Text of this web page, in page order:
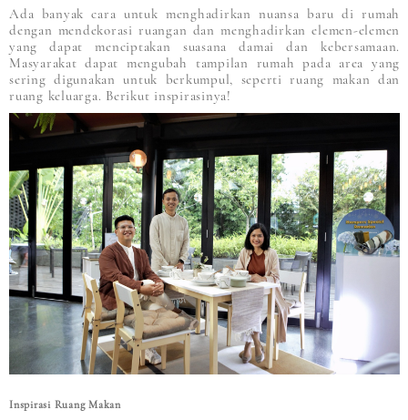
Ada banyak cara untuk menghadirkan nuansa baru di rumah
dengan mendekorasi ruangan dan menghadirkan elemen-elemen
yang dapat menciptakan suasana damai dan kebersamaan.
Masyarakat dapat mengubah tampilan rumah pada area yang
sering digunakan untuk berkumpul, seperti ruang makan dan
ruang keluarga. Berikut inspirasinya!
Inspirasi Ruang Makan